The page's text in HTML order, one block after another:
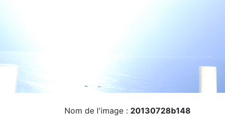
Nom de l'image : 20130728b148